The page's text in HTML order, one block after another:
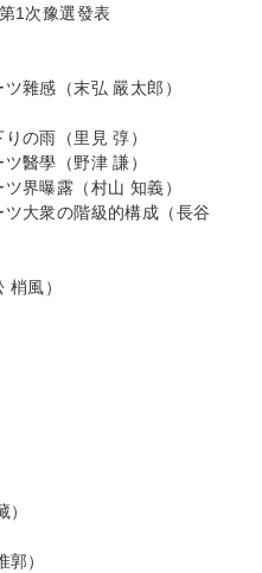
1次豫選發表
雜感（末弘 嚴太郎）
の雨（里見 弴）
醫學（野津 謙）
界曝露（村山 知義）
大衆の階級的構成（長谷
風）
）